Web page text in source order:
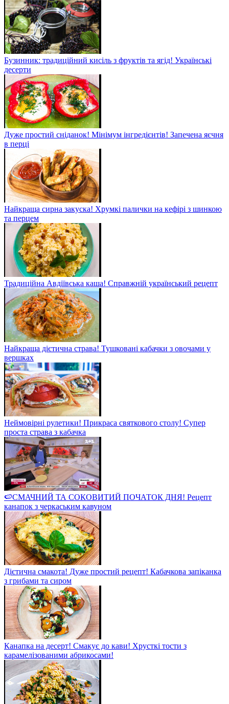
Бузинник: традиційний кисіль з фруктів та ягід! Українські
десерти
Дуже простий сніданок! Мінімум інгредієнтів! Запечена яєчня
в перці
Найкраща сирна закуска! Хрумкі палички на кефірі з шинкою
та перцем
Традиційна Авдіївська каша! Справжній український рецепт
Найкраща дієтична страва! Тушковані кабачки з овочами у
вершках
Неймовірні рулетики! Прикраса святкового столу! Супер
проста страва з кабачка
🍉СМАЧНИЙ ТА СОКОВИТИЙ ПОЧАТОК ДНЯ! Рецепт
канапок з черкаським кавуном
Дієтична смакота! Дуже простий рецепт! Кабачкова запіканка
з грибами та сиром
Канапка на десерт! Смакує до кави! Хрусткі тости з
карамелізованими абрикосами!